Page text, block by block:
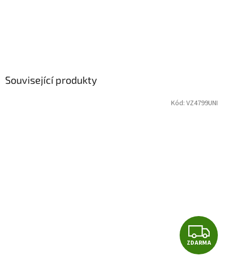
Související produkty
Z
D
ZDARMA
Kód: VZ4799UNI